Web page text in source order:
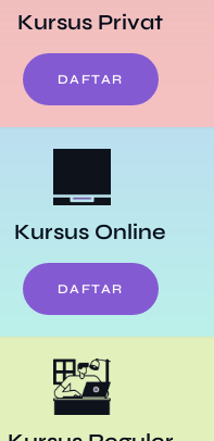
Kursus Privat
DAFTAR
Kursus Online
DAFTAR